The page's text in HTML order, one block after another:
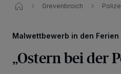
Grevenbroich
Malwettbewerb in den
„Ostern bei der